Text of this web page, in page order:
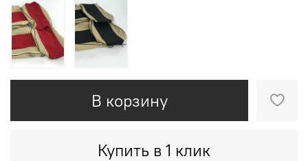
В корзину
Купить в 1 клик